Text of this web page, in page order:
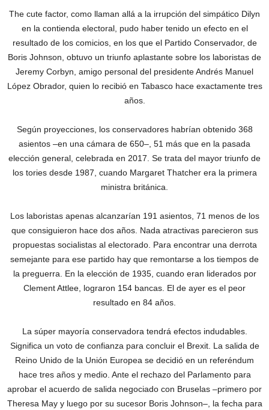
The cute factor, como llaman allá a la irrupción del simpático Dilyn
en la contienda electoral, pudo haber tenido un efecto en el
resultado de los comicios, en los que el Partido Conservador, de
Boris Johnson, obtuvo un triunfo aplastante sobre los laboristas de
Jeremy Corbyn, amigo personal del presidente Andrés Manuel
López Obrador, quien lo recibió en Tabasco hace exactamente tres
años.
Según proyecciones, los conservadores habrían obtenido 368
asientos –en una cámara de 650–, 51 más que en la pasada
elección general, celebrada en 2017. Se trata del mayor triunfo de
los tories desde 1987, cuando Margaret Thatcher era la primera
ministra británica.
Los laboristas apenas alcanzarían 191 asientos, 71 menos de los
que consiguieron hace dos años. Nada atractivas parecieron sus
propuestas socialistas al electorado. Para encontrar una derrota
semejante para ese partido hay que remontarse a los tiempos de
la preguerra. En la elección de 1935, cuando eran liderados por
Clement Attlee, lograron 154 bancas. El de ayer es el peor
resultado en 84 años.
La súper mayoría conservadora tendrá efectos indudables.
Significa un voto de confianza para concluir el Brexit. La salida de
Reino Unido de la Unión Europea se decidió en un referéndum
hace tres años y medio. Ante el rechazo del Parlamento para
aprobar el acuerdo de salida negociado con Bruselas –primero por
Theresa May y luego por su sucesor Boris Johnson–, la fecha para